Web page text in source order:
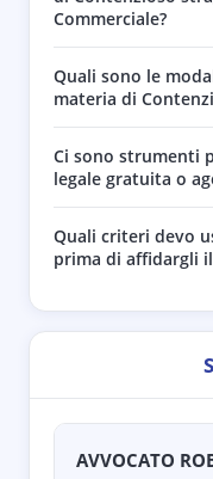
Commerciale?
Quali sono le
materia di
Ci sono strumenti
legale gratuita o
Quali criteri devo
prima di affidargli
AVVOCATO